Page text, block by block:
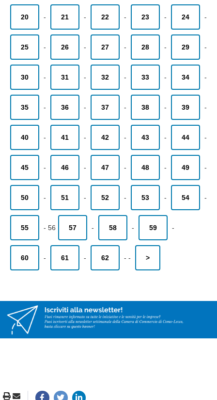
20 - 21 - 22 - 23 - 24 -
25 - 26 - 27 - 28 - 29 -
30 - 31 - 32 - 33 - 34 -
35 - 36 - 37 - 38 - 39 -
40 - 41 - 42 - 43 - 44 -
45 - 46 - 47 - 48 - 49 -
50 - 51 - 52 - 53 - 54 -
55 - 56 57 - 58 - 59 -
60 - 61 - 62 - - >